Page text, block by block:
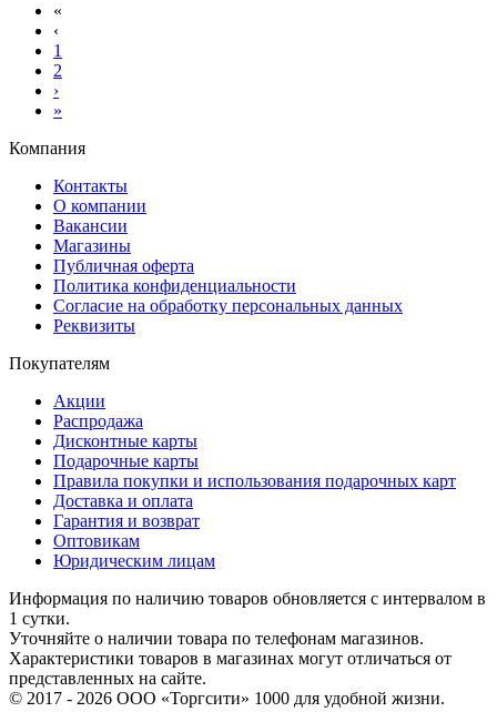
«
‹
1
2
›
»
Компания
Контакты
О компании
Вакансии
Магазины
Публичная оферта
Политика конфиденциальности
Согласие на обработку персональных данных
Реквизиты
Покупателям
Акции
Распродажа
Дисконтные карты
Подарочные карты
Правила покупки и использования подарочных карт
Доставка и оплата
Гарантия и возврат
Оптовикам
Юридическим лицам
Информация по наличию товаров обновляется с интервалом в
1 сутки.
Уточняйте о наличии товара по телефонам магазинов.
Характеристики товаров в магазинах могут отличаться от
представленных на сайте.
© 2017 - 2026 ООО «Торгсити» 1000 для удобной жизни.